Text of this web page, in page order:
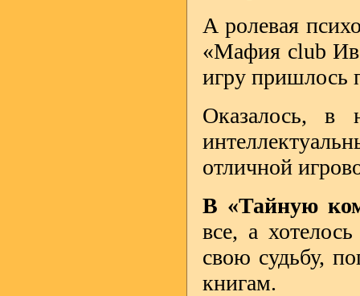
А ролевая
«Мафия club
игру пришлось
Оказалось, в
отличной
В «Тайную
все, а
свою судьбу,
книгам.